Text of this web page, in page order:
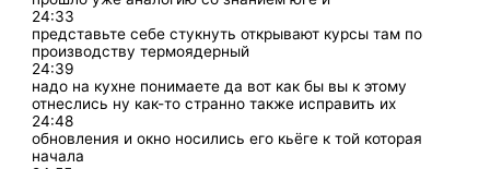
24:33
представьте себе стукнуть открывают курсы там по
производству термоядерный
24:39
надо на кухне понимаете да вот как бы вы к этому
отнеслись ну как-то странно также исправить их
24:48
обновления и окно носились его кьёге к той которая
начала